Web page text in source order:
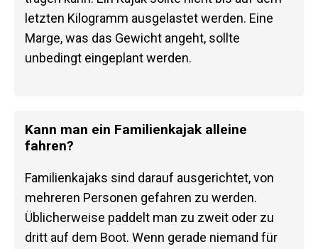
letzten Kilogramm ausgelastet werden. Eine
Marge, was das Gewicht angeht, sollte
unbedingt eingeplant werden.
Kann man ein Familienkajak alleine
fahren?
Familienkajaks sind darauf ausgerichtet, von
mehreren Personen gefahren zu werden.
Üblicherweise paddelt man zu zweit oder zu
dritt auf dem Boot. Wenn gerade niemand für